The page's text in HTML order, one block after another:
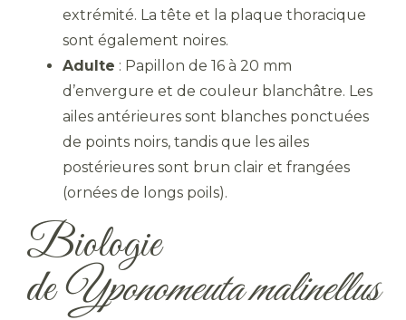
extrémité. La tête et la plaque thoracique
sont également noires.
Adulte : Papillon de 16 à 20 mm
d’envergure et de couleur blanchâtre. Les
ailes antérieures sont blanches ponctuées
de points noirs, tandis que les ailes
postérieures sont brun clair et frangées
(ornées de longs poils).
Biologie
deYponomeuta malinellus